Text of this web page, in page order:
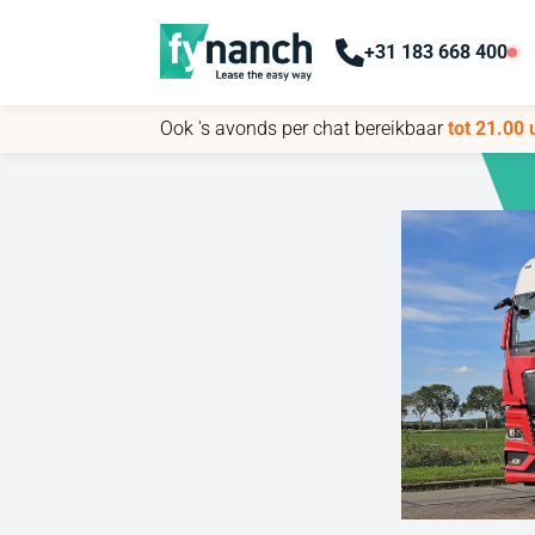
+31 183 668 400
Ook 's avonds per chat bereikbaartot 21.00
+31 183 668 400
Ook 's avonds per chat bereikbaartot 21.00